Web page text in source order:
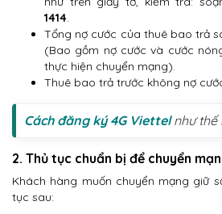
1414
Tổng nợ cước của thuê bao trả
(Bao gồm nợ cước và cước
thực hiện chuyển mạng).
Thuê bao trả trước không nợ
Cách đăng ký 4G Viettelnhư thế
2. Thủ tục chuẩn bị để chuyển
Khách hàng muốn chuyển mạng giữ
tục sau: